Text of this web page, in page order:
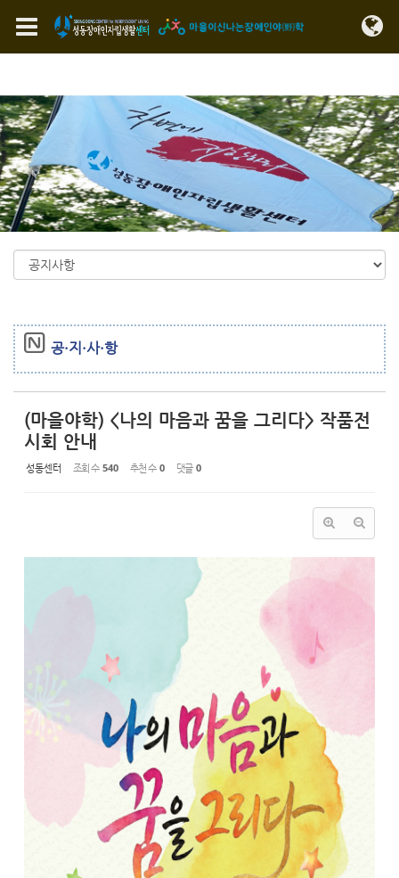
공·지·사·항
(마을야학) <나의 마음과 꿈을 그리다> 작품전
시회 안내
성동센터 조회 수 540 추천 수 0 댓글 0